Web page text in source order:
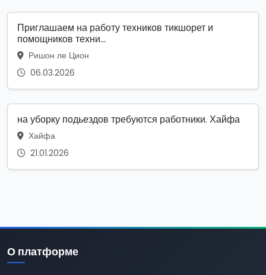
Приглашаем на работу техников тикшорет и
помощников техни...
Ришон ле Цион
06.03.2026
на уборку подьездов требуются работники. Хайфа
Хайфа
21.01.2026
О платформе